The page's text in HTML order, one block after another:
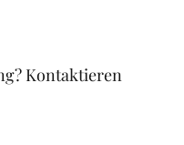
Kontaktieren